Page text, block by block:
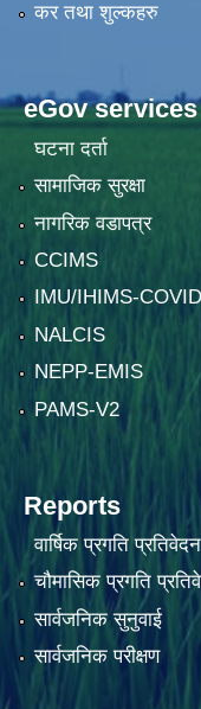
कर तथा शुल्कहरु
eGov services
घटना दर्ता
सामाजिक सुरक्षा
नागरिक वडापत्र
CCIMS
IMU/IHIMS-COVID
NALCIS
NEPP-EMIS
PAMS-V2
Reports
वार्षिक प्रगति प्रतिवेदन
चौमासिक प्रगति
सार्वजनिक सुनुवाई
सार्वजनिक परीक्षण